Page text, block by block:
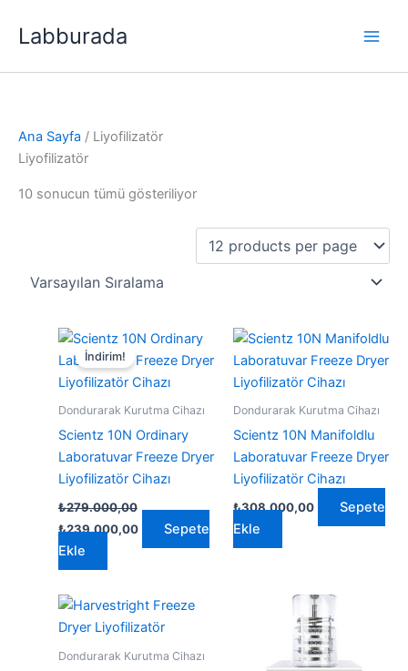
atlaLabburada
Ana Sayfa / Liyofilizatör
Liyofilizatör
10 sonucun tümü gösteriliyor
İndirim!
Dondurarak Kurutma Cihazı
Scientz 10N Ordinary
Laboratuvar Freeze Dryer
Liyofilizatör Cihazı
₺279.000,00
Orijinal
₺279.000,00.
₺239.000,00Şu
Sepete
Ekle
Dondurarak Kurutma Cihazı
Scientz 10N Manifoldlu
Laboratuvar Freeze Dryer
Liyofilizatör Cihazı
₺308.000,00
Sepete
Ekle
Dondurarak Kurutma Cihazı